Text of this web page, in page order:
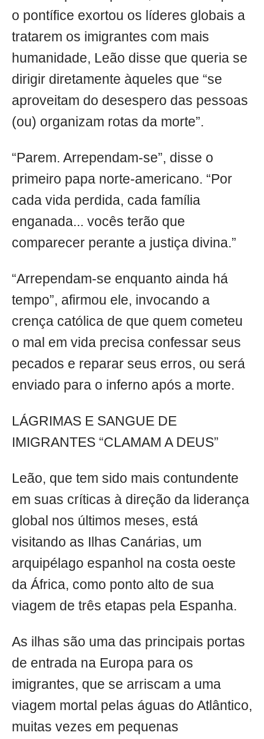
o pontífice exortou os líderes globais a
tratarem os imigrantes com mais
humanidade, Leão disse que queria se
dirigir diretamente àqueles que “se
aproveitam do desespero das pessoas
(ou) organizam rotas da morte”.
“Parem. Arrependam-se”, disse o
primeiro papa norte-americano. “Por
cada vida perdida, cada família
enganada... vocês terão que
comparecer perante a justiça divina.”
“Arrependam-se enquanto ainda há
tempo”, afirmou ele, invocando a
crença católica de que quem cometeu
o mal em vida precisa confessar seus
pecados e reparar seus erros, ou será
enviado para o inferno após a morte.
LÁGRIMAS E SANGUE DE
IMIGRANTES “CLAMAM A DEUS”
Leão, que tem sido mais contundente
em suas críticas à direção da liderança
global nos últimos meses, está
visitando as Ilhas Canárias, um
arquipélago espanhol na costa oeste
da África, como ponto alto de sua
viagem de três etapas pela Espanha.
As ilhas são uma das principais portas
de entrada na Europa para os
imigrantes, que se arriscam a uma
viagem mortal pelas águas do Atlântico,
muitas vezes em pequenas